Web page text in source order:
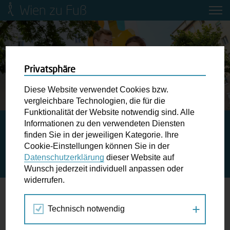
Wien zu Fuß
Mobilitätsbildung für Kinder und
Jugendliche
Ringstraße-Neugestaltung
Wiener Fußwegekarte
Newsletter abonnieren
Wunschbox
der Ampel ...
Wien zu Fuß App - Gutscheine &
Aktionen
JETZT HERUNTERLADEN
Gehen wir gemeinsam in die Zukunft. Mit der
Wien zu Fuß-App.
Privatsphäre
Diese Website verwendet Cookies bzw.
vergleichbare Technologien, die für die
Funktionalität der Website notwendig sind. Alle
Informationen zu den verwendeten Diensten
finden Sie in der jeweiligen Kategorie. Ihre
Cookie-Einstellungen können Sie in der
Datenschutzerklärung dieser Website auf
Wunsch jederzeit individuell anpassen oder
widerrufen.
Technisch notwendig